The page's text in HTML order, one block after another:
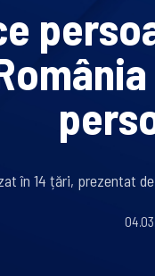
în 14 țări, prezentat